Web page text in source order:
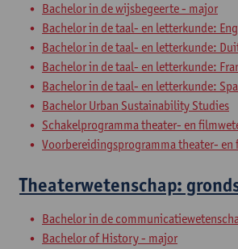
Bachelor in de wijsbegeerte - major
Bachelor in de taal- en letterkunde:
Bachelor in de taal- en letterkunde:
Bachelor in de taal- en letterkunde:
Bachelor in de taal- en letterkunde:
Bachelor Urban Sustainability Studies
Schakelprogramma theater- en
Voorbereidingsprogramma theater- en
Theaterwetenschap:
Bachelor in de
Bachelor of History - major